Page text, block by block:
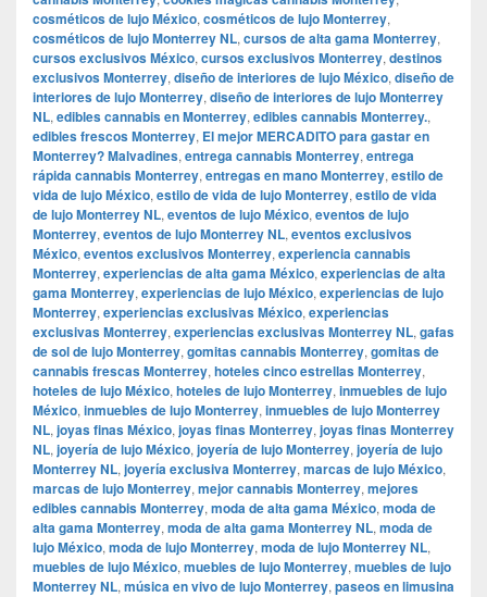
cosméticos de lujo México, cosméticos de lujo Monterrey,
cosméticos de lujo Monterrey NL, cursos de alta gama Monterrey,
cursos exclusivos México, cursos exclusivos Monterrey, destinos
exclusivos Monterrey, diseño de interiores de lujo México, diseño de
interiores de lujo Monterrey, diseño de interiores de lujo Monterrey
NL, edibles cannabis en Monterrey, edibles cannabis Monterrey.,
edibles frescos Monterrey, El mejor MERCADITO para gastar en
Monterrey? Malvadines, entrega cannabis Monterrey, entrega
rápida cannabis Monterrey, entregas en mano Monterrey, estilo de
vida de lujo México, estilo de vida de lujo Monterrey, estilo de vida
de lujo Monterrey NL, eventos de lujo México, eventos de lujo
Monterrey, eventos de lujo Monterrey NL, eventos exclusivos
México, eventos exclusivos Monterrey, experiencia cannabis
Monterrey, experiencias de alta gama México, experiencias de alta
gama Monterrey, experiencias de lujo México, experiencias de lujo
Monterrey, experiencias exclusivas México, experiencias
exclusivas Monterrey, experiencias exclusivas Monterrey NL, gafas
de sol de lujo Monterrey, gomitas cannabis Monterrey, gomitas de
cannabis frescas Monterrey, hoteles cinco estrellas Monterrey,
hoteles de lujo México, hoteles de lujo Monterrey, inmuebles de lujo
México, inmuebles de lujo Monterrey, inmuebles de lujo Monterrey
NL, joyas finas México, joyas finas Monterrey, joyas finas Monterrey
NL, joyería de lujo México, joyería de lujo Monterrey, joyería de lujo
Monterrey NL, joyería exclusiva Monterrey, marcas de lujo México,
marcas de lujo Monterrey, mejor cannabis Monterrey, mejores
edibles cannabis Monterrey, moda de alta gama México, moda de
alta gama Monterrey, moda de alta gama Monterrey NL, moda de
lujo México, moda de lujo Monterrey, moda de lujo Monterrey NL,
muebles de lujo México, muebles de lujo Monterrey, muebles de lujo
Monterrey NL, música en vivo de lujo Monterrey, paseos en limusina